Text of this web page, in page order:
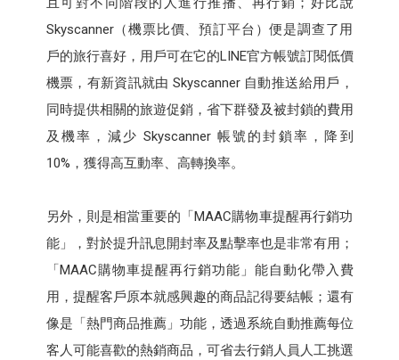
Skyscanner（機票比價、預訂平台）便是調查了用
戶的旅行喜好，用戶可在它的LINE官方帳號訂閱低價
機票，有新資訊就由 Skyscanner 自動推送給用戶，
同時提供相關的旅遊促銷，省下群發及被封鎖的費用
及機率，減少 Skyscanner 帳號的封鎖率，降到
10%，獲得高互動率、高轉換率。
另外，則是相當重要的「MAAC購物車提醒再行銷功
能」，對於提升訊息開封率及點擊率也是非常有用；
「MAAC購物車提醒再行銷功能」能自動化帶入費
用，提醒客戶原本就感興趣的商品記得要結帳；還有
像是「熱門商品推薦」功能，透過系統自動推薦每位
客人可能喜歡的熱銷商品，可省去行銷人員人工挑選